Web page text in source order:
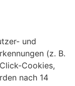
und
(z. B.
Cookies,
nach 14